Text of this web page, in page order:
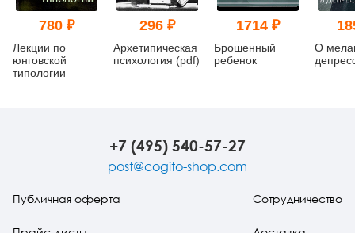
780 ₽
Лекции по
юнговской
типологии
296 ₽
Архетипическая
психология (pdf)
1714 ₽
Брошенный
ребенок
О
+7 (495) 540-57-27
post@cogito-shop.com
Публичная оферта Сотрудничество